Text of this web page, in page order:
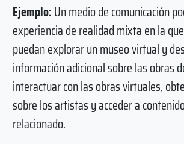
Ejemplo:Un medio de comunicación
experiencia de realidad mixta en la
puedan explorar un museo virtual y
información adicional sobre las obras
interactuar con las obras virtuales,
sobre los artistas y acceder a
relacionado.